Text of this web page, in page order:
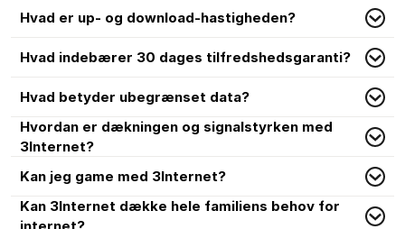
Hvad er up- og download-hastigheden?
Hvad indebærer 30 dages tilfredshedsgaranti?
Hvad betyder ubegrænset data?
Hvordan er dækningen og signalstyrken med
3Internet?
Kan jeg game med 3Internet?
Kan 3Internet dække hele familiens behov for